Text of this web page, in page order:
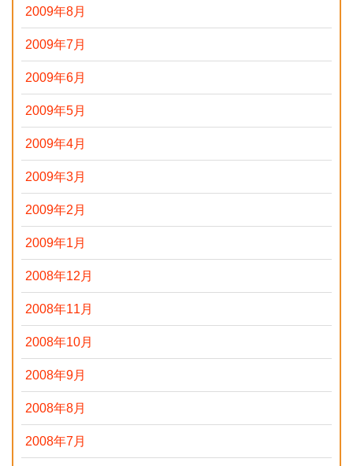
2009年8月
2009年7月
2009年6月
2009年5月
2009年4月
2009年3月
2009年2月
2009年1月
2008年12月
2008年11月
2008年10月
2008年9月
2008年8月
2008年7月